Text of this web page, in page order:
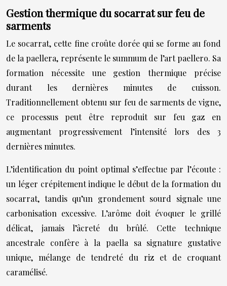
Gestion thermique du socarrat sur feu de
sarments
Le socarrat, cette fine croûte dorée qui se forme au fond
de la paellera, représente le summum de l’art paellero. Sa
formation nécessite une gestion thermique précise
durant les dernières minutes de cuisson.
Traditionnellement obtenu sur feu de sarments de vigne,
ce processus peut être reproduit sur feu gaz en
augmentant progressivement l’intensité lors des 3
dernières minutes.
L’identification du point optimal s’effectue par l’écoute :
un léger crépitement indique le début de la formation du
socarrat, tandis qu’un grondement sourd signale une
carbonisation excessive. L’arôme doit évoquer le grillé
délicat, jamais l’âcreté du brûlé. Cette technique
ancestrale confère à la paella sa signature gustative
unique, mélange de tendreté du riz et de croquant
caramélisé.